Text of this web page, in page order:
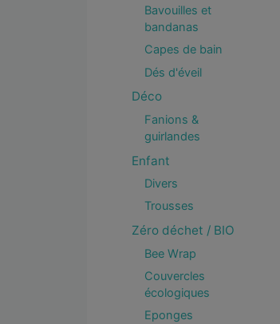
Bavouilles et
bandanas
Capes de bain
Dés d'éveil
Déco
Fanions &
guirlandes
Enfant
Divers
Trousses
Zéro déchet / BIO
Bee Wrap
Couvercles
écologiques
Eponges